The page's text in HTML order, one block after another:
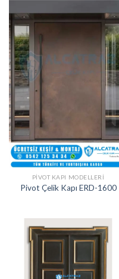
PIVOT KAPI MODELLERI
Pivot Çelik Kapı ERD-1600